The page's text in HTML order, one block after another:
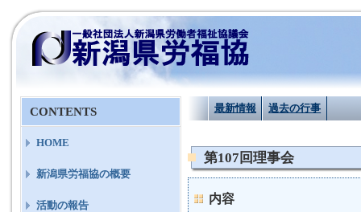
最新情報 過去の行事
第107回理事会
内容
CONTENTS
HOME
新潟県労福協の概要
活動の報告